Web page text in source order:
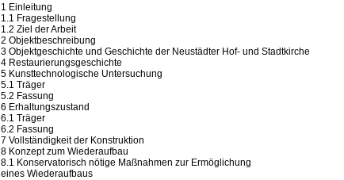
1 Einleitung
1.1 Fragestellung
1.2 Ziel der Arbeit
2 Objektbeschreibung
3 Objektgeschichte und Geschichte der Neustädter Hof- und Stadtkirche
4 Restaurierungsgeschichte
5 Kunsttechnologische Untersuchung
5.1 Träger
5.2 Fassung
6 Erhaltungszustand
6.1 Träger
6.2 Fassung
7 Vollständigkeit der Konstruktion
8 Konzept zum Wiederaufbau
8.1 Konservatorisch nötige Maßnahmen zur Ermöglichung
eines Wiederaufbaus